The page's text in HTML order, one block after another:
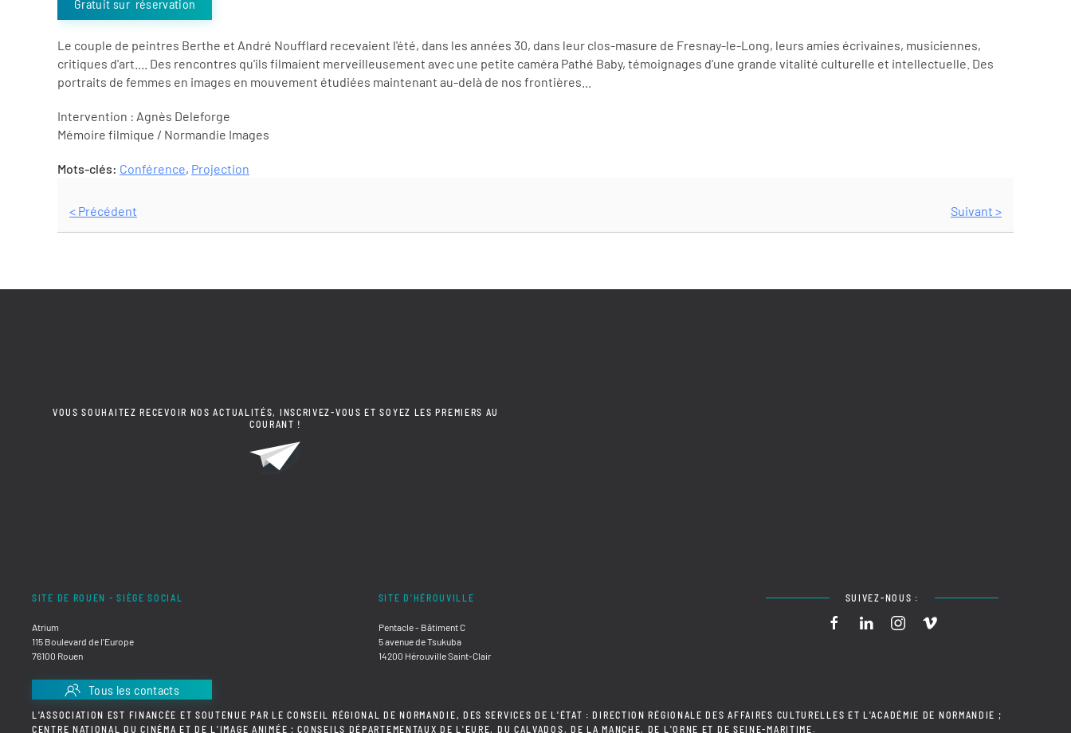
Gratuit sur réservation
Le couple de peintres Berthe et André Noufflard recevaient l'été, dans les années 30, dans leur clos-masure de Fresnay-le-Long, leurs amies écrivaines, musiciennes,
critiques d'art.... Des rencontres qu'ils filmaient merveilleusement avec une petite caméra Pathé Baby, témoignages d'une grande vitalité culturelle et intellectuelle. Des
portraits de femmes en images en mouvement étudiées maintenant au-delà de nos frontières...
Intervention : Agnès Deleforge
Mémoire filmique / Normandie Images
Mots-clés: Conférence, Projection
< Précédent Suivant >
VOUS SOUHAITEZ RECEVOIR NOS ACTUALITÉS, INSCRIVEZ-VOUS ET SOYEZ LES PREMIERS AU
COURANT !
SITE DE ROUEN - SIÈGE SOCIAL
Atrium
115 Boulevard de l'Europe
76100 Rouen
Tous les contacts
SITE D'HÉROUVILLE
Pentacle - Bâtiment C
5 avenue de Tsukuba
14200 Hérouville Saint-Clair
SUIVEZ-NOUS :
L'ASSOCIATION EST FINANCÉE ET SOUTENUE PAR LE CONSEIL RÉGIONAL DE NORMANDIE, DES SERVICES DE L'ÉTAT : DIRECTION RÉGIONALE DES AFFAIRES CULTURELLES ET L'ACADÉMIE DE NORMANDIE ;
CENTRE NATIONAL DU CINÉMA ET DE L'IMAGE ANIMÉE ; CONSEILS DÉPARTEMENTAUX DE L'EURE, DU CALVADOS, DE LA MANCHE, DE L'ORNE ET DE SEINE-MARITIME.